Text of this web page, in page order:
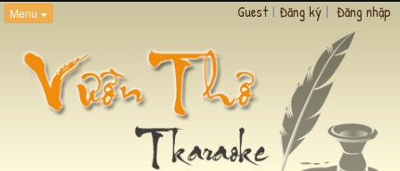
Menu Guest | Đăng ký | Đăng nhập